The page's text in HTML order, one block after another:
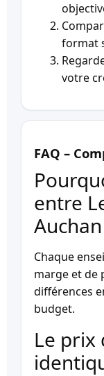
format
votre
FAQ –
entre
Chaque
marge et de
différences
budget.
Le prix